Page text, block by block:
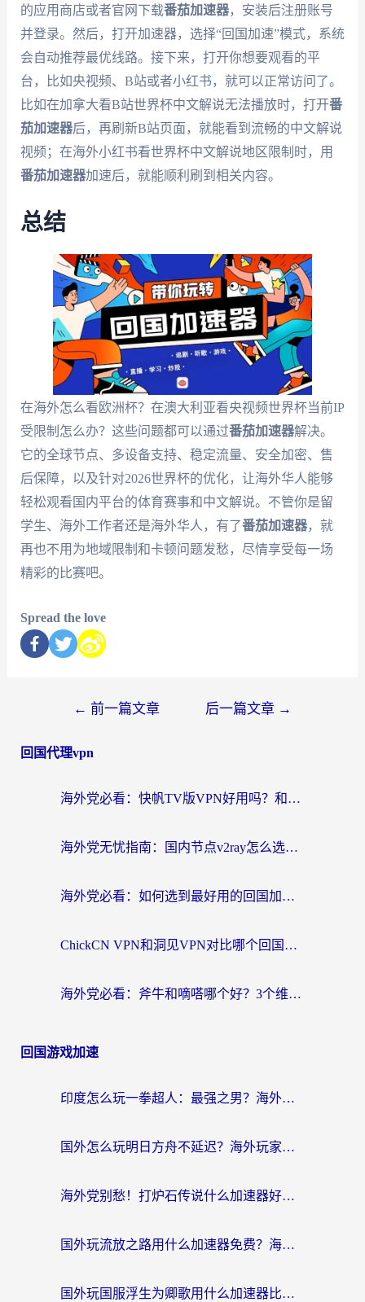
的应用商店或者官网下载番茄加速器，安装后注册账号
并登录。然后，打开加速器，选择“回国加速”模式，系统
会自动推荐最优线路。接下来，打开你想要观看的平
台，比如央视频、B站或者小红书，就可以正常访问了。
比如在加拿大看B站世界杯中文解说无法播放时，打开番
茄加速器后，再刷新B站页面，就能看到流畅的中文解说
视频；在海外小红书看世界杯中文解说地区限制时，用
番茄加速器加速后，就能顺利刷到相关内容。
总结
在海外怎么看欧洲杯？在澳大利亚看央视频世界杯当前IP
受限制怎么办？这些问题都可以通过番茄加速器解决。
它的全球节点、多设备支持、稳定流量、安全加密、售
后保障，以及针对2026世界杯的优化，让海外华人能够
轻松观看国内平台的体育赛事和中文解说。不管你是留
学生、海外工作者还是海外华人，有了番茄加速器，就
再也不用为地域限制和卡顿问题发愁，尽情享受每一场
精彩的比赛吧。
Spread the love
← 前一篇文章 后一篇文章 →
回国代理vpn
海外党必看：快帆TV版VPN好用吗？和快游VPN对比哪个回国效果更好？附实用避坑指南
海外党无忧指南：国内节点v2ray怎么选？一键回国VPN+多场景实测帮你避坑
海外党必看：如何选到最好用的回国加速器？从节点到售后的全维度指南
ChickCN VPN和洞见VPN对比哪个回国效果更好？海外党亲测3款加速器+避坑指南
海外党必看：斧牛和嘀嗒哪个好？3个维度教你选对回国加速器
回国游戏加速
印度怎么玩一拳超人：最强之男？海外党国服游戏加速避坑指南
国外怎么玩明日方舟不延迟？海外玩家国服游戏加速终极指南（附DNF梦幻诛仙解决方案）
海外党别愁！打炉石传说什么加速器好用？3个实用技巧解决国服游戏卡顿
国外玩流放之路用什么加速器免费？海外党亲测有效的国服游戏加速指南
国外玩国服浮生为卿歌用什么加速器比较好？海外党亲测不踩坑指南